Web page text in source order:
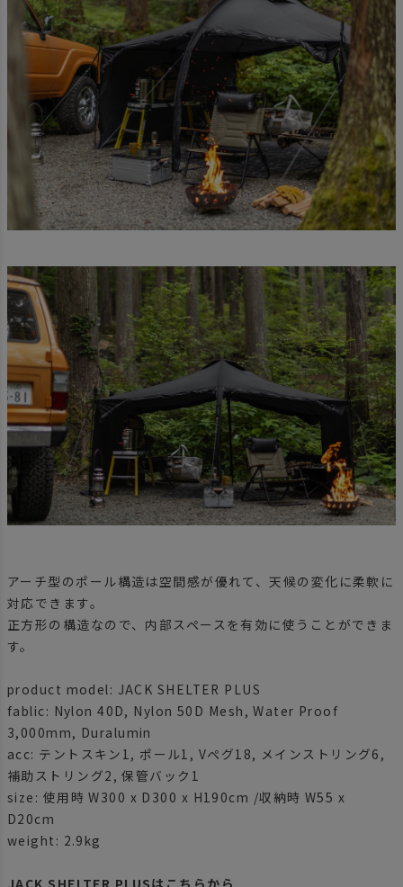
アーチ型のポール構造は空間感が優れて、天候の変化に柔軟に
対応できます。
正方形の構造なので、内部スペースを有効に使うことができま
す。
product model: JACK SHELTER PLUS
fablic: Nylon 40D, Nylon 50D Mesh, Water Proof
3,000mm, Duralumin
acc: テントスキン1, ポール1, Vペグ18, メインストリング6,
補助ストリング2, 保管バック1
size: 使用時 W300 x D300 x H190cm /収納時 W55 x
D20cm
weight: 2.9kg